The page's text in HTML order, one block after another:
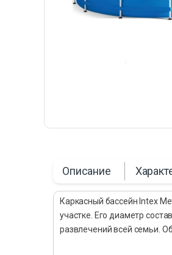
Описание
Каркасный бассейн Intex
участке. Его диаметр
развлечений всей семьи.